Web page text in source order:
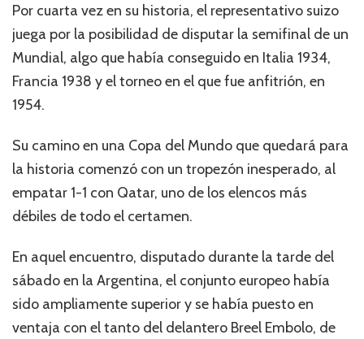
Por cuarta vez en su historia, el representativo suizo
juega por la posibilidad de disputar la semifinal de un
Mundial, algo que había conseguido en Italia 1934,
Francia 1938 y el torneo en el que fue anfitrión, en
1954.
Su camino en una Copa del Mundo que quedará para
la historia comenzó con un tropezón inesperado, al
empatar 1-1 con Qatar, uno de los elencos más
débiles de todo el certamen.
En aquel encuentro, disputado durante la tarde del
sábado en la Argentina, el conjunto europeo había
sido ampliamente superior y se había puesto en
ventaja con el tanto del delantero Breel Embolo, de